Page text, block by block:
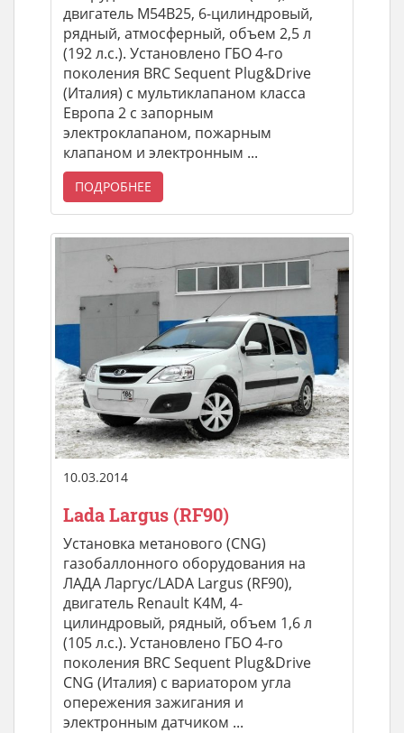
двигатель M54B25, 6-цилиндровый,
рядный, атмосферный, объем 2,5 л
(192 л.с.). Установлено ГБО 4-го
поколения BRC Sequent Plug&Drive
(Италия) с мультиклапаном класса
Европа 2 с запорным
электроклапаном, пожарным
клапаном и электронным ...
ПОДРОБНЕЕ
10.03.2014
Lada Largus (RF90)
Установка метанового (CNG)
газобаллонного оборудования на
ЛАДА Ларгус/LADA Largus (RF90),
двигатель Renault K4M, 4-
цилиндровый, рядный, объем 1,6 л
(105 л.с.). Установлено ГБО 4-го
поколения BRC Sequent Plug&Drive
CNG (Италия) с вариатором угла
опережения зажигания и
электронным датчиком ...